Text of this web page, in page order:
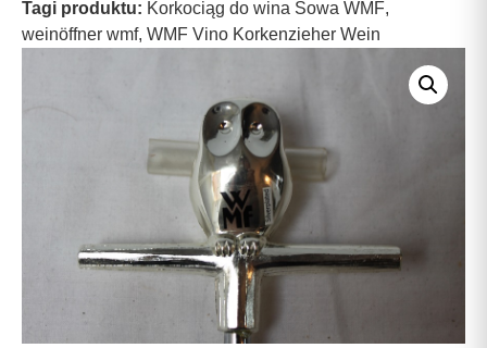
Tagi produktu: Korkociąg do wina Sowa WMF,
weinöffner wmf, WMF Vino Korkenzieher Wein